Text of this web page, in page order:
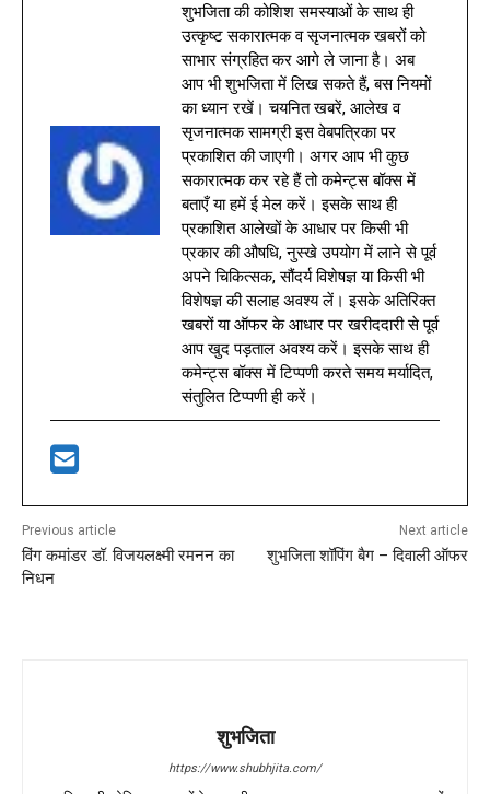
शुभजिता की कोशिश समस्याओं के साथ ही
उत्कृष्ट सकारात्मक व सृजनात्मक खबरों को
साभार संग्रहित कर आगे ले जाना है। अब
आप भी शुभजिता में लिख सकते हैं, बस नियमों
का ध्यान रखें। चयनित खबरें, आलेख व
सृजनात्मक सामग्री इस वेबपत्रिका पर
प्रकाशित की जाएगी। अगर आप भी कुछ
सकारात्मक कर रहे हैं तो कमेन्ट्स बॉक्स में
बताएँ या हमें ई मेल करें। इसके साथ ही
प्रकाशित आलेखों के आधार पर किसी भी
प्रकार की औषधि, नुस्खे उपयोग में लाने से पूर्व
अपने चिकित्सक, सौंदर्य विशेषज्ञ या किसी भी
विशेषज्ञ की सलाह अवश्य लें। इसके अतिरिक्त
खबरों या ऑफर के आधार पर खरीददारी से पूर्व
आप खुद पड़ताल अवश्य करें। इसके साथ ही
कमेन्ट्स बॉक्स में टिप्पणी करते समय मर्यादित,
संतुलित टिप्पणी ही करें।
Previous article
विंग कमांडर डॉ. विजयलक्ष्मी रमनन का
निधन
Next article
शुभजिता शॉपिंग बैग – दिवाली ऑफर
शुभजिता
https://www.shubhjita.com/